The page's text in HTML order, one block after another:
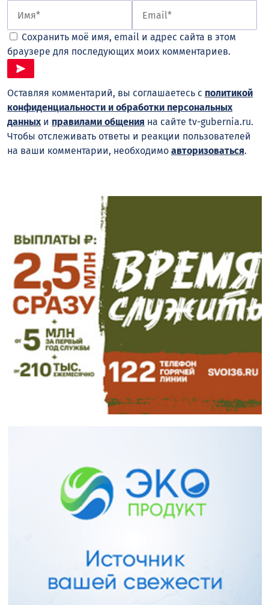
Сохранить моё имя, email и адрес сайта в этом
браузере для последующих моих комментариев.
Оставляя комментарий, вы соглашаетесь с политикой
конфиденциальности и обработки персональных
данныхи правилами общения на сайте tv-gubernia.ru.
Чтобы отслеживать ответы и реакции пользователей
на ваши комментарии, необходимо авторизоваться.